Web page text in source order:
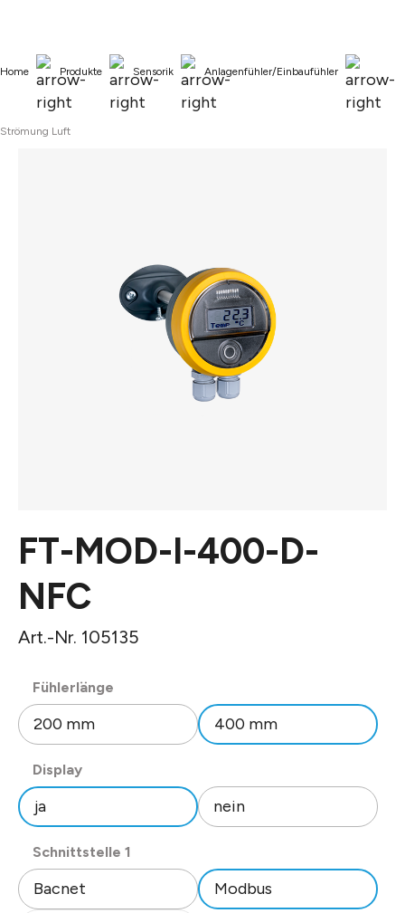
Home Produkte Sensorik Anlagenfühler/Einbaufühler
Strömung Luft
FT-MOD-I-400-D-
NFC
Art.-Nr. 105135
Fühlerlänge
200 mm
400 mm
Displayauswählen
ja
nein
Schnittstelle 1
Bacnet
Modbus